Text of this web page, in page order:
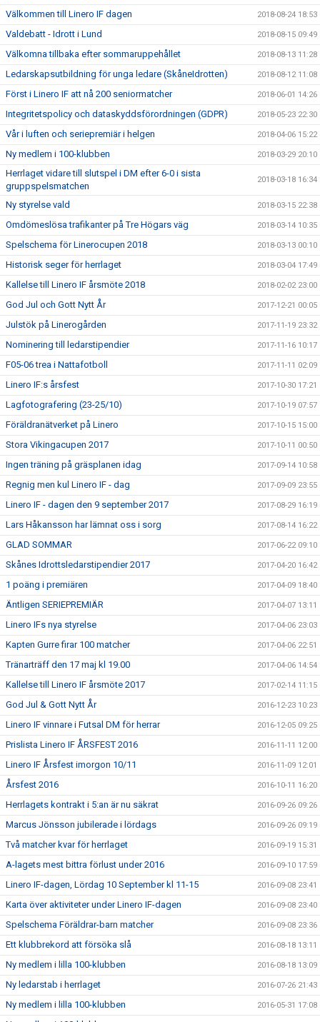
Välkommen till Linero IF dagen 2018-08-24 18:53
Valdebatt - Idrott i Lund 2018-08-15 09:49
Välkomna tillbaka efter sommaruppehållet 2018-08-13 11:28
Ledarskapsutbildning för unga ledare (SkåneIdrotten) 2018-08-12 11:08
Först i Linero IF att nå 200 seniormatcher 2018-06-01 14:26
Integritetspolicy och dataskyddsförordningen (GDPR) 2018-05-23 22:30
Vår i luften och seriepremiär i helgen 2018-04-06 15:22
Ny medlem i 100-klubben 2018-03-29 20:10
Herrlaget vidare till slutspel i DM efter 6-0 i sista
gruppspelsmatchen
2018-03-18 16:34
Ny styrelse vald 2018-03-15 22:38
Omdömeslösa trafikanter på Tre Högars väg 2018-03-14 10:35
Spelschema för Linerocupen 2018 2018-03-13 00:10
Historisk seger för herrlaget 2018-03-04 17:49
Kallelse till Linero IF årsmöte 2018 2018-02-02 23:00
God Jul och Gott Nytt År 2017-12-21 00:05
Julstök på Linerogården 2017-11-19 23:32
Nominering till ledarstipendier 2017-11-16 10:17
F05-06 trea i Nattafotboll 2017-11-11 02:09
Linero IF:s årsfest 2017-10-30 17:21
Lagfotografering (23-25/10) 2017-10-19 07:57
Föräldranätverket på Linero 2017-10-15 15:00
Stora Vikingacupen 2017 2017-10-11 00:50
Ingen träning på gräsplanen idag 2017-09-14 10:58
Regnig men kul Linero IF - dag 2017-09-09 23:55
Linero IF - dagen den 9 september 2017 2017-08-29 16:19
Lars Håkansson har lämnat oss i sorg 2017-08-14 16:22
GLAD SOMMAR 2017-06-22 09:10
Skånes Idrottsledarstipendier 2017 2017-04-20 16:42
1 poäng i premiären 2017-04-09 18:40
Äntligen SERIEPREMIÄR 2017-04-07 13:11
Linero IFs nya styrelse 2017-04-06 23:03
Kapten Gurre firar 100 matcher 2017-04-06 22:51
Tränarträff den 17 maj kl 19.00 2017-04-06 14:54
Kallelse till Linero IF årsmöte 2017 2017-02-14 11:15
God Jul & Gott Nytt År 2016-12-23 10:23
Linero IF vinnare i Futsal DM för herrar 2016-12-05 09:25
Prislista Linero IF ÅRSFEST 2016 2016-11-11 12:00
Linero IF Årsfest imorgon 10/11 2016-11-09 12:01
Årsfest 2016 2016-10-11 16:20
Herrlagets kontrakt i 5:an är nu säkrat 2016-09-26 09:26
Marcus Jönsson jubilerade i lördags 2016-09-26 09:19
Två matcher kvar för herrlaget 2016-09-19 15:31
A-lagets mest bittra förlust under 2016 2016-09-10 17:59
Linero IF-dagen, Lördag 10 September kl 11-15 2016-09-08 23:41
Karta över aktiviteter under Linero IF-dagen 2016-09-08 23:40
Spelschema Föräldrar-barn matcher 2016-09-08 23:36
Ett klubbrekord att försöka slå 2016-08-18 13:11
Ny medlem i lilla 100-klubben 2016-08-18 13:09
Ny ledarstab i herrlaget 2016-07-26 21:43
Ny medlem i lilla 100-klubben 2016-05-31 17:08